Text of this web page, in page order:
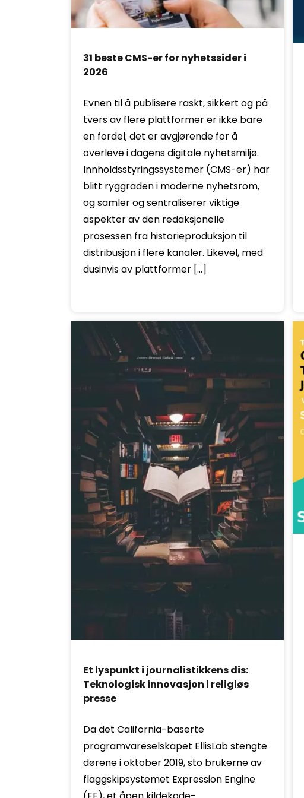
31 beste CMS-er for nyhetssider i
2026
Evnen til å publisere raskt, sikkert og på
tvers av flere plattformer er ikke bare
en fordel; det er avgjørende for å
overleve i dagens digitale nyhetsmiljø.
Innholdsstyringssystemer (CMS-er) har
blitt ryggraden i moderne nyhetsrom,
og samler og sentraliserer viktige
aspekter av den redaksjonelle
prosessen fra historieproduksjon til
distribusjon i flere kanaler. Likevel, med
dusinvis av plattformer […]
Et lyspunkt i journalistikkens dis:
Teknologisk innovasjon i religiøs
presse
Da det California-baserte
programvareselskapet EllisLab stengte
dørene i oktober 2019, sto brukerne av
flaggskipsystemet Expression Engine